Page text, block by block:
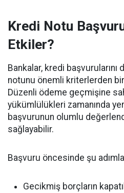
Kredi Notu
Etkiler?
Bankalar, kredi
notunu önemli kriterlerden
Düzenli ödeme geçmişine
yükümlülükleri zamanında
başvurunun olumlu
sağlayabilir.
Başvuru öncesinde şu
Gecikmiş borçların